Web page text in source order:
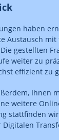
haben
Austausch
gestellten
weiter zu
effizient zu
Ihnen
weitere
stattfinden